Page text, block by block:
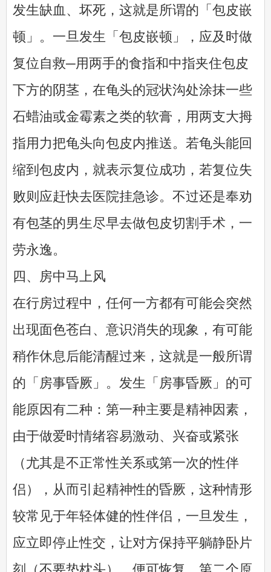
发生缺血、坏死，这就是所谓的「包皮嵌
顿」。一旦发生「包皮嵌顿」，应及时做
复位自救─用两手的食指和中指夹住包皮
下方的阴茎，在龟头的冠状沟处涂抹一些
石蜡油或金霉素之类的软膏，用两支大拇
指用力把龟头向包皮内推送。若龟头能回
缩到包皮内，就表示复位成功，若复位失
败则应赶快去医院挂急诊。不过还是奉劝
有包茎的男生尽早去做包皮切割手术，一
劳永逸。
四、房中马上风
在行房过程中，任何一方都有可能会突然
出现面色苍白、意识消失的现象，有可能
稍作休息后能清醒过来，这就是一般所谓
的「房事昏厥」。发生「房事昏厥」的可
能原因有二种：第一种主要是精神因素，
由于做爱时情绪容易激动、兴奋或紧张
（尤其是不正常性关系或第一次的性伴
侣），从而引起精神性的昏厥，这种情形
较常见于年轻体健的性伴侣，一旦发生，
应立即停止性交，让对方保持平躺静卧片
刻（不要垫枕头），便可恢复。第二个原